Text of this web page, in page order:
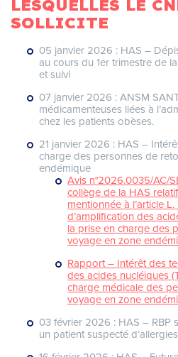
LESQUELLES LE
SOLLICITE
05 janvier 2026 : HAS –
au cours du 1er trimestre de
et suivi
07 janvier 2026 : ANSM
médicamenteuses liées à
chez les patients obèses.
21 janvier 2026 : HAS –
charge des personnes de
endémique
Avis n°2026.0035/AC/
collège de la HAS
mentionnée à l’article
d’amplification des
la prise en charge des
voyage en zone
Rapport – Intérêt des
des acides nucléiques
charge médicale des
voyage en zone
03 février 2026 : HAS – RBP
un patient suspecté